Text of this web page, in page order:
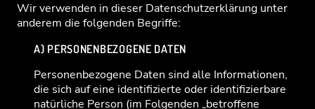
Wir verwenden in dieser Datenschutzerklärung unter
anderem die folgenden Begriffe:
A) PERSONENBEZOGENE DATEN
Personenbezogene Daten sind alle Informationen,
die sich auf eine identifizierte oder identifizierbare
natürliche Person (im Folgenden „betroffene